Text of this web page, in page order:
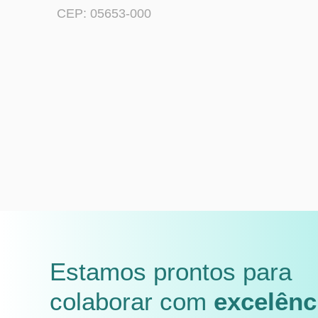
CEP: 05653-000
Estamos prontos para
colaborar com